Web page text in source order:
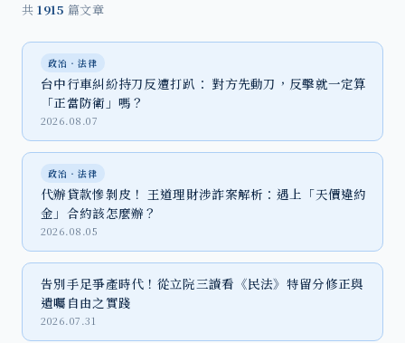
共 1915 篇文章
政治‧法律
台中行車糾紛持刀反遭打趴： 對方先動刀，反擊就一定算
「正當防衛」嗎？
2026.08.07
政治‧法律
代辦貸款慘剝皮！ 王道理財涉詐案解析：遇上「天價違約
金」合約該怎麼辦？
2026.08.05
告別手足爭產時代！從立院三讀看《民法》特留分修正與
遺囑自由之實踐
2026.07.31